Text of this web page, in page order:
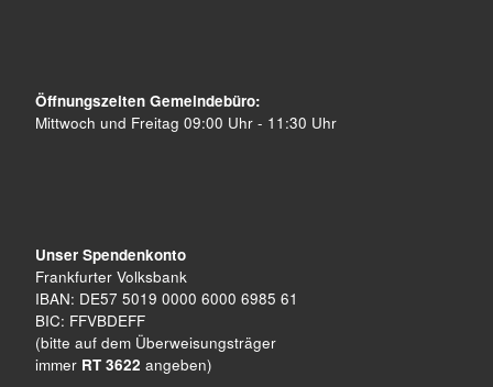
Öffnungszeiten Gemeindebüro:
Mittwoch und Freitag 09:00 Uhr - 11:30 Uhr
Unser Spendenkonto
Frankfurter Volksbank
IBAN: DE57 5019 0000 6000 6985 61
BIC: FFVBDEFF
(bitte auf dem Überweisungsträger
immer RT 3622 angeben)